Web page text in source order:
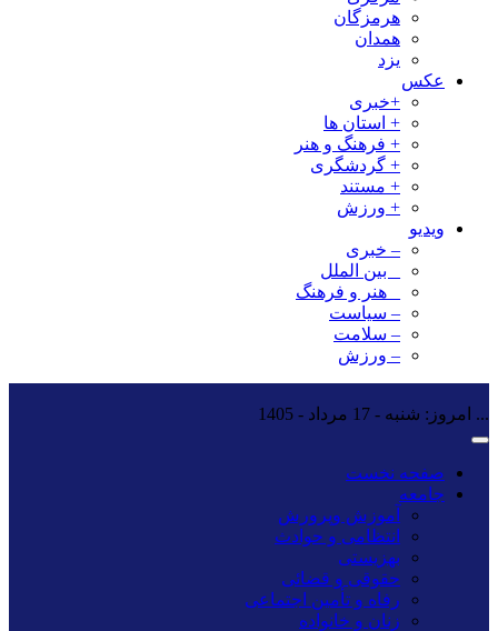
هرمزگان
همدان
یزد
عکس
+خبری
+ استان ها
+ فرهنگ و هنر
+ گردشگری
+ مستند
+ ورزش
ویدیو
– خبری
_ بین الملل
_ هنر و فرهنگ
– سیاست
– سلامت
– ورزش
... امروز: شنبه - 17 مرداد - 1405
صفحه نخست
جامعه
آموزش وپرورش
انتظامی و حوادث
بهزیستی
حقوقی و قضائی
رفاه و تأمین اجتماعی
زنان و خانواده